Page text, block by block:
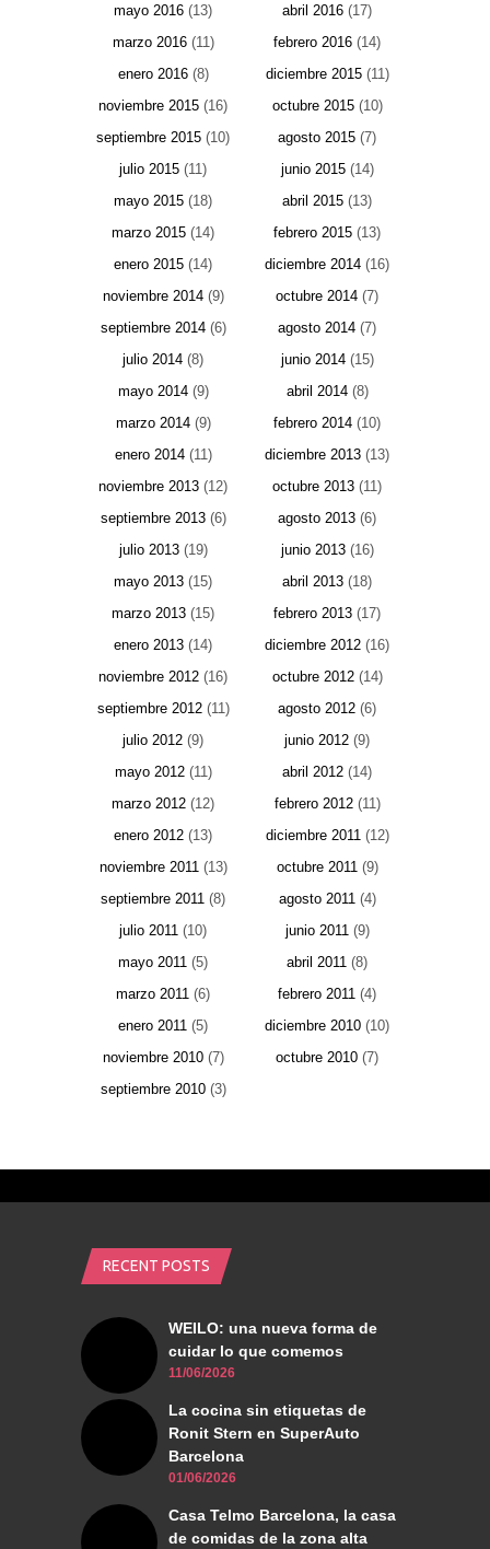
mayo 2016 (13) abril 2016 (17)
marzo 2016(11) febrero 2016 (14)
enero 2016(8) diciembre 2015(11)
noviembre 2015 (16) octubre 2015(10)
septiembre 2015 (10) agosto 2015 (7)
julio 2015 (11) junio 2015(14)
mayo 2015 (18) abril 2015 (13)
marzo 2015 (14) febrero 2015 (13)
enero 2015 (14) diciembre 2014 (16)
noviembre 2014(9) octubre 2014 (7)
septiembre 2014(6) agosto 2014 (7)
julio 2014 (8) junio 2014(15)
mayo 2014(9) abril 2014(8)
marzo 2014(9) febrero 2014 (10)
enero 2014(11) diciembre 2013 (13)
noviembre 2013 (12) octubre 2013 (11)
septiembre 2013(6) agosto 2013 (6)
julio 2013(19) junio 2013(16)
mayo 2013 (15) abril 2013 (18)
marzo 2013 (15) febrero 2013 (17)
enero 2013 (14) diciembre 2012 (16)
noviembre 2012 (16) octubre 2012(14)
septiembre 2012(11) agosto 2012 (6)
julio 2012 (9) junio 2012 (9)
mayo 2012(11) abril 2012 (14)
marzo 2012 (12) febrero 2012(11)
enero 2012 (13) diciembre 2011(12)
noviembre 2011(13) octubre 2011(9)
septiembre 2011 (8) agosto 2011(4)
julio 2011 (10) junio 2011(9)
mayo 2011 (5) abril 2011 (8)
marzo 2011 (6) febrero 2011 (4)
enero 2011 (5) diciembre 2010 (10)
noviembre 2010(7) octubre 2010 (7)
septiembre 2010(3)
RECENT POSTS
WEILO: una nueva forma de
cuidar lo que comemos
11/06/2026
La cocina sin etiquetas de
Ronit Stern en SuperAuto
Barcelona
01/06/2026
Casa Telmo Barcelona, la casa
de comidas de la zona alta